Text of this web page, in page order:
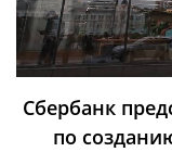
Сбербанк
по